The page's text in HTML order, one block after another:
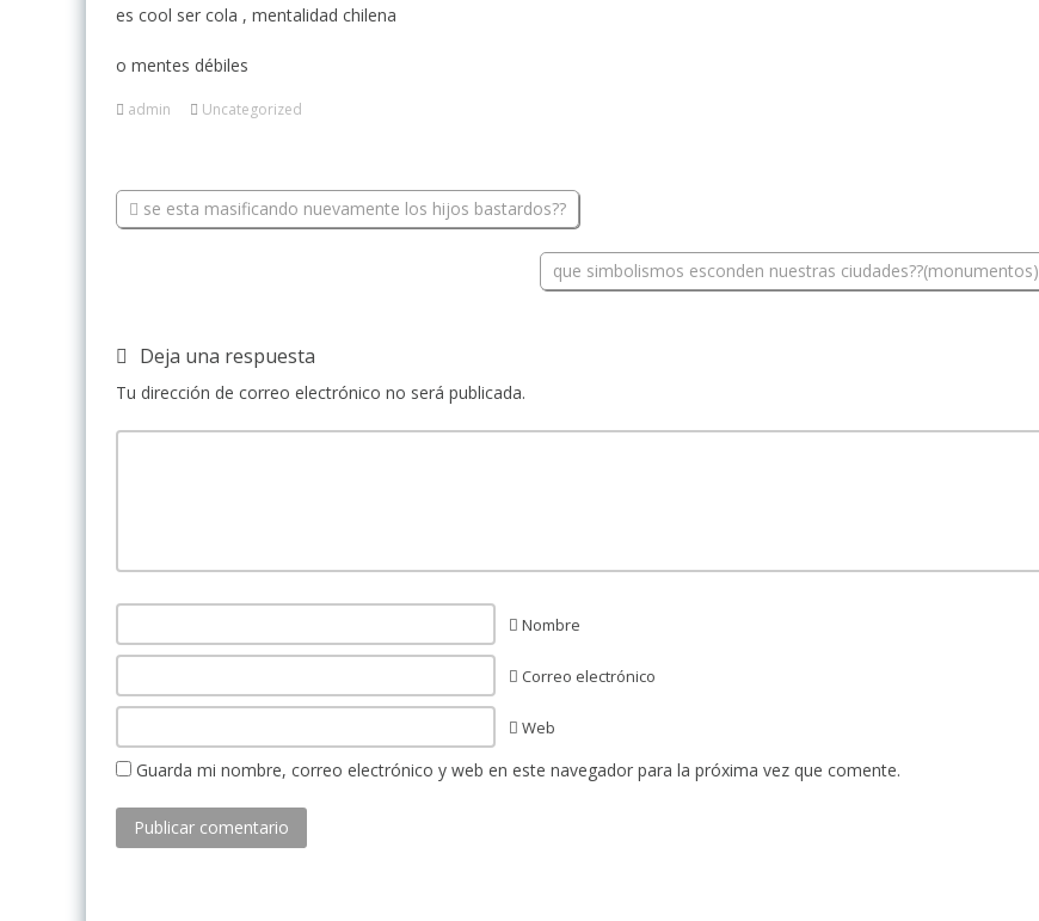
es cool ser cola , mentalidad chilena
o mentes débiles
admin Uncategorized
se esta masificando nuevamente los hijos bastardos??
que simbolismos esconden nuestras ciudades??(monumentos)
Deja una respuesta
Tu dirección de correo electrónico no será publicada.
Nombre
Correo electrónico
Web
Guarda mi nombre, correo electrónico y web en este navegador para la próxima vez que comente.